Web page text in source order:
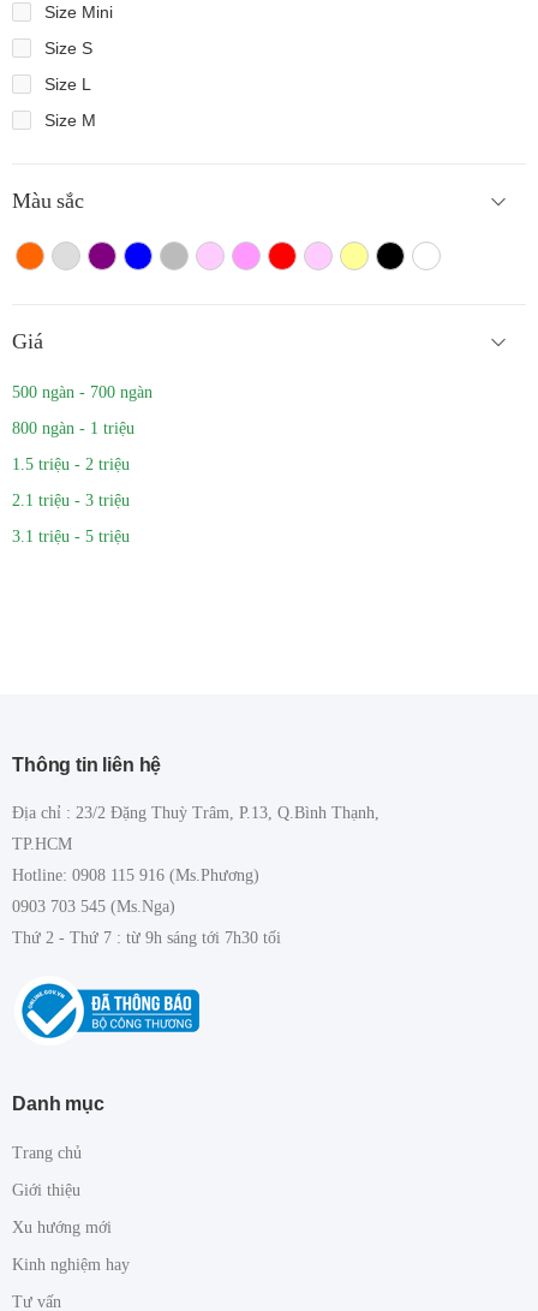
Size Mini
Size S
Size L
Size M
Màu sắc
Màu camTrắng màu
Tím XanhXám Hồng nhạtHồng đậm
Đỏ HồngVàngMàu đenTrắng
Giá
500 ngàn - 700 ngàn
800 ngàn - 1 triệu
1.5 triệu - 2 triệu
2.1 triệu - 3 triệu
3.1 triệu - 5 triệu
Thông tin liên hệ
Địa chỉ : 23/2 Đặng Thuỳ Trâm, P.13, Q.Bình Thạnh,
TP.HCM
Hotline: 0908 115 916 (Ms.Phương)
0903 703 545 (Ms.Nga)
Thứ 2 - Thứ 7 : từ 9h sáng tới 7h30 tối
Danh mục
Trang chủ
Giới thiệu
Xu hướng mới
Kinh nghiệm hay
Tư vấn